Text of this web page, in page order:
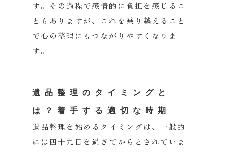
す。 その過程で感情的に負担を感じるこ
ともありますが、
これを乗り越えること
で心の整理にもつながりやすくなりま
す。
遺品整理のタイミングと
は？着手する適切な時期
遺品整理を始めるタイミングは、 一般的
には四十九日を過ぎてからとされていま